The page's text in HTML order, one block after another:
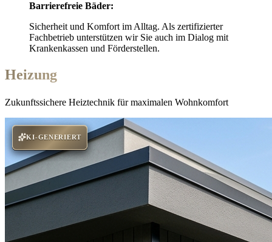
Barrierefreie Bäder:
Sicherheit und Komfort im Alltag. Als zertifizierter
Fachbetrieb unterstützen wir Sie auch im Dialog mit
Krankenkassen und Förderstellen.
Heizung
Zukunftssichere Heiztechnik für maximalen Wohnkomfort
KI-GENERIERT
KI-GENERIERT
KI-GENERIERT